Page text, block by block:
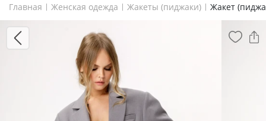
Главная Женская одежда Жакеты (пиджаки) Жакет